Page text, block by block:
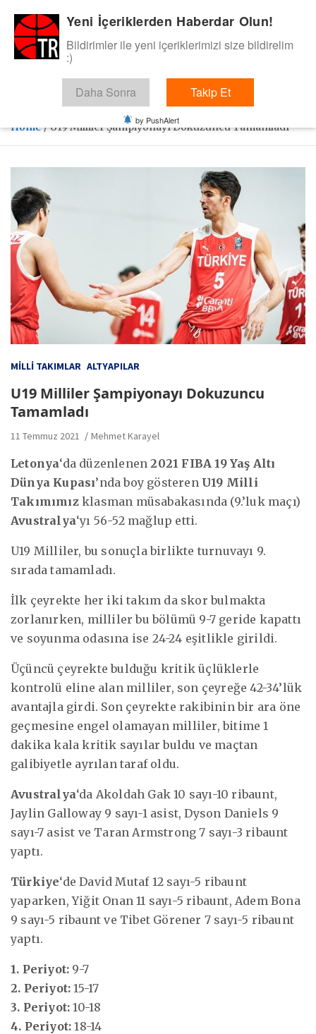
content
BasketTR
Sol dip çizgiden bir basket de bizden gelsin dedik.
Home U19 Milliler Şampiyonayı Dokuzuncu Tamamladı
MILLI TAKIMLAR ALTYAPILAR
U19 Milliler Şampiyonayı Dokuzuncu
Tamamladı
11 Temmuz 2021 Mehmet Karayel
Letonya‘da düzenlenen2021 FIBA 19 Yaş Altı
Dünya Kupası’nda boy gösteren U19 Milli
Takımımızklasman müsabakasında (9.’luk maçı)
Avustralya‘yı 56-52 mağlup etti.
U19 Milliler, bu sonuçla birlikte turnuvayı 9.
sırada tamamladı.
İlk çeyrekte her iki takım da skor bulmakta
zorlanırken, milliler bu bölümü 9-7 geride kapattı
ve soyunma odasına ise 24-24 eşitlikle girildi.
Üçüncü çeyrekte bulduğu kritik üçlüklerle
kontrolü eline alan milliler, son çeyreğe 42-34’lük
avantajla girdi. Son çeyrekte rakibinin bir ara öne
geçmesine engel olamayan milliler, bitime 1
dakika kala kritik sayılar buldu ve maçtan
galibiyetle ayrılan taraf oldu.
Avustralya‘da Akoldah Gak 10 sayı-10 ribaunt,
Jaylin Galloway 9 sayı-1 asist, Dyson Daniels 9
sayı-7 asist ve Taran Armstrong 7 sayı-3 ribaunt
yaptı.
Türkiye‘de David Mutaf 12 sayı-5 ribaunt
yaparken, Yiğit Onan 11 sayı-5 ribaunt, Adem Bona
9 sayı-5 ribaunt ve Tibet Görener 7 sayı-5 ribaunt
yaptı.
1. Periyot: 9-7
2. Periyot: 15-17
3. Periyot: 10-18
4. Periyot: 18-14
Yeni İçeriklerden Haberdar Olun!
Bildirimler ile yeni içeriklerimizi size bildirelim
:)
Daha Sonra Takip Et
by PushAlert